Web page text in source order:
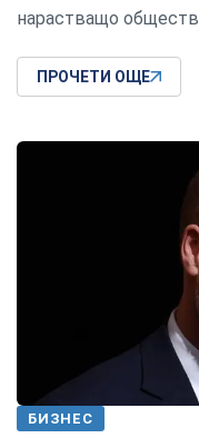
нарастващо
ПРОЧЕТИ ОЩЕ
БИЗНЕС